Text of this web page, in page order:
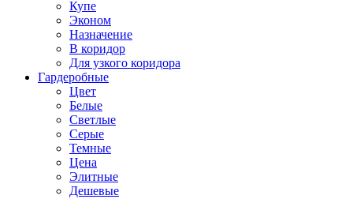
Купе
Эконом
Назначение
В коридор
Для узкого коридора
Гардеробные
Цвет
Белые
Светлые
Серые
Темные
Цена
Элитные
Дешевые